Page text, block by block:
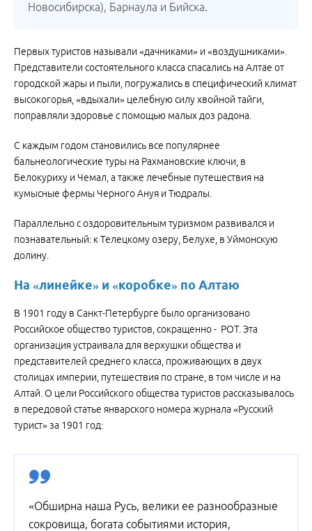
Новосибирска), Барнаула и Бийска.
Первых туристов называли «дачниками» и «воздушниками».
Представители состоятельного класса спасались на Алтае от
городской жары и пыли, погружались в специфический климат
высокогорья, «вдыхали» целебную силу хвойной тайги,
поправляли здоровье с помощью малых доз радона.
С каждым годом становились все популярнее
бальнеологические туры на Рахмановские ключи, в
Белокуриху и Чемал, а также лечебные путешествия на
кумысные фермы Черного Ануя и Тюдралы.
Параллельно с оздоровительным туризмом развивался и
познавательный: к Телецкому озеру, Белухе, в Уймонскую
долину.
На «линейке» и «коробке» по Алтаю
В 1901 году в Санкт-Петербурге было организовано
Российское общество туристов, сокращенно - РОТ. Эта
организация устраивала для верхушки общества и
представителей среднего класса, проживающих в двух
столицах империи, путешествия по стране, в том числе и на
Алтай. О цели Российского общества туристов рассказывалось
в передовой статье январского номера журнала «Русский
турист» за 1901 год:
«Обширна наша Русь, велики ее разнообразные
сокровища, богата событиями история,